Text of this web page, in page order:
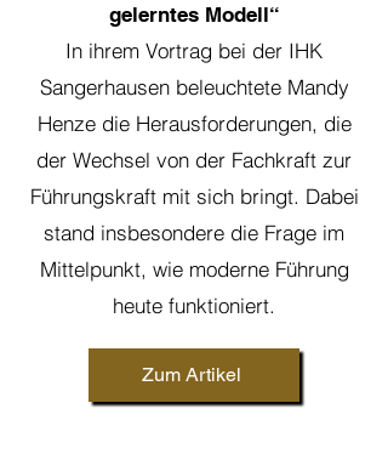
gelerntes Modell“
In ihrem Vortrag bei der IHK
Sangerhausen beleuchtete Mandy
Henze die Herausforderungen, die
der Wechsel von der Fachkraft zur
Führungskraft mit sich bringt. Dabei
stand insbesondere die Frage im
Mittelpunkt, wie moderne Führung
heute funktioniert.
Zum Artikel